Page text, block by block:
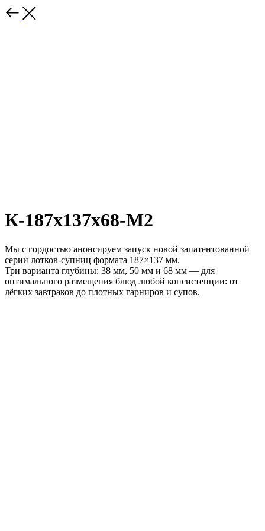
К-187х137х68-М2
Мы с гордостью анонсируем запуск новой запатентованной
серии лотков-супниц формата 187×137 мм.
Три варианта глубины: 38 мм, 50 мм и 68 мм — для
оптимального размещения блюд любой консистенции: от
лёгких завтраков до плотных гарниров и супов.